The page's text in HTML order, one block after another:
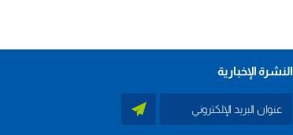
النشرة الإخبارية